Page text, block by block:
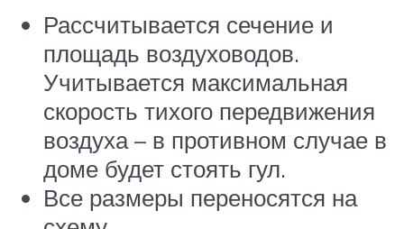
Рассчитывается сечение и
площадь воздуховодов.
Учитывается максимальная
скорость тихого передвижения
воздуха – в противном случае в
доме будет стоять гул.
Все размеры переносятся на